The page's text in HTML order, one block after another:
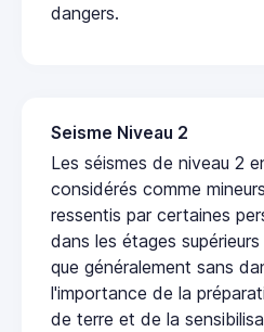
dangers.
Seisme Niveau 2
Les séismes de niveau 2
considérés comme
ressentis par certaines
dans les étages
que généralement sans
l'importance de la
de terre et de la